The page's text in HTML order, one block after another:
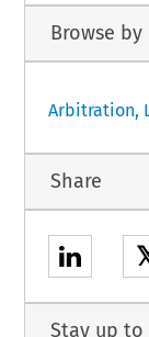
Browse
Arbitration,
Share
Stay up to